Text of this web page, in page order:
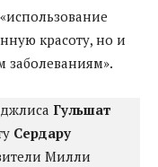
красоту, но и
заболеваниям».
Гульшат
Сердару
Милли